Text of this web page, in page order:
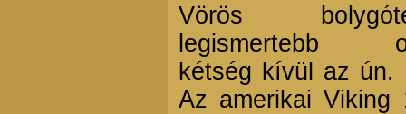
Vörös
legismertebb
kétség kívül az ún.
Az amerikai Viking